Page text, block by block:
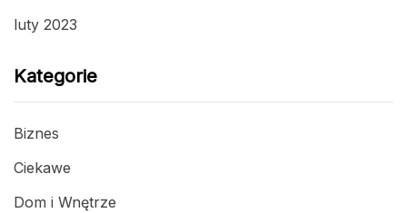
luty 2023
Kategorie
Biznes
Ciekawe
Dom i Wnętrze